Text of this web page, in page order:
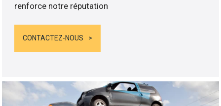
renforce notre réputation
CONTACTEZ-NOUS